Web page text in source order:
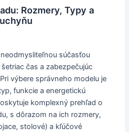
Rozmery, Typy a
súčasťou
čas a zabezpečujúc
výbere správneho modelu je
funkcie a energetickú
komplexný prehľad o
s dôrazom na ich rozmery,
stolové) a kľúčové